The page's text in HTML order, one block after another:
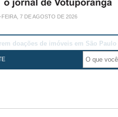
FEIRA, 7 DE AGOSTO DE 2026